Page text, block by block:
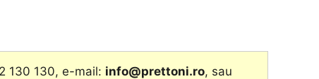
130 130, e-mail: info@prettoni.ro, sau